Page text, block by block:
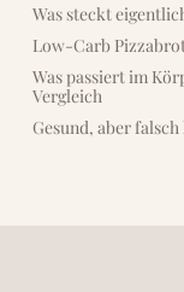
Was steckt
Low-Carb
Was passiert im
Vergleich
Gesund, aber